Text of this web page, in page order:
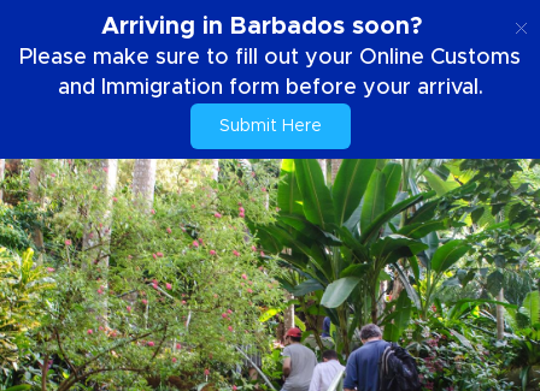
Arriving in Barbados soon?
Please make sure to fill out your Online Customs
and Immigration form before your arrival.
Submit Here